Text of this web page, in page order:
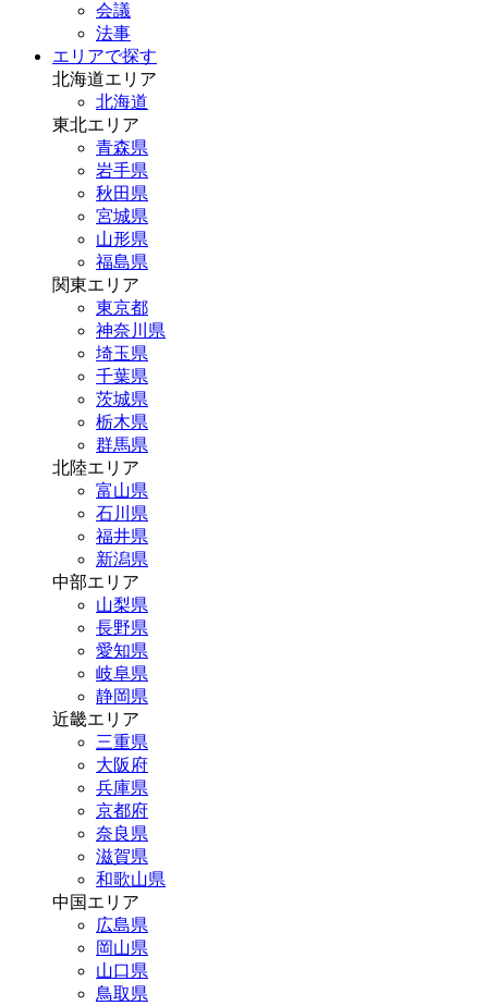
会議
法事
エリアで探す
北海道エリア
北海道
東北エリア
青森県
岩手県
秋田県
宮城県
山形県
福島県
関東エリア
東京都
神奈川県
埼玉県
千葉県
茨城県
栃木県
群馬県
北陸エリア
富山県
石川県
福井県
新潟県
中部エリア
山梨県
長野県
愛知県
岐阜県
静岡県
近畿エリア
三重県
大阪府
兵庫県
京都府
奈良県
滋賀県
和歌山県
中国エリア
広島県
岡山県
山口県
鳥取県